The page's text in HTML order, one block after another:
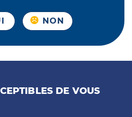
NON
DE VOUS